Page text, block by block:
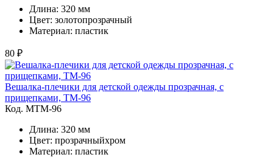
Длина: 320 мм
Цвет: золотопрозрачный
Материал: пластик
80 ₽
Вешалка-плечики для детской одежды прозрачная, с
прищепками, ТМ-96
Код. MТМ-96
Длина: 320 мм
Цвет: прозрачныйхром
Материал: пластик